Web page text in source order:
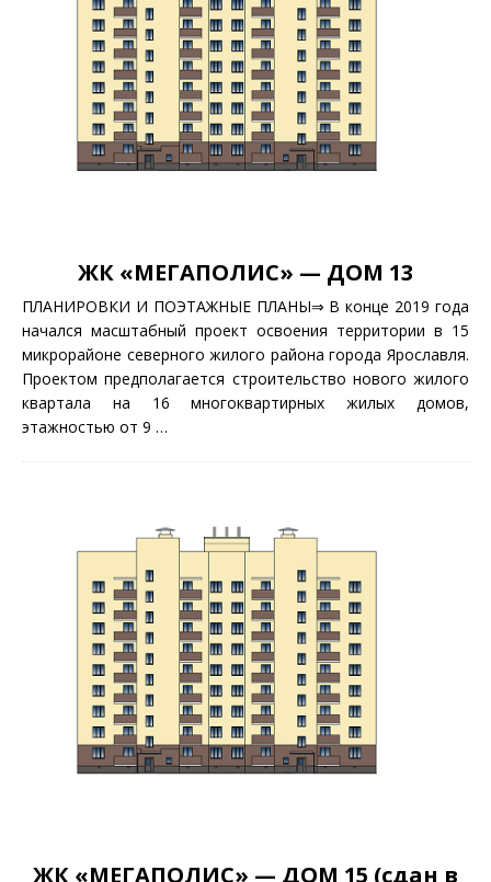
ЖК «МЕГАПОЛИС» — ДОМ 13
ПЛАНИРОВКИ И ПОЭТАЖНЫЕ ПЛАНЫ⇒ В конце 2019 года
начался масштабный проект освоения территории в 15
микрорайоне северного жилого района города Ярославля.
Проектом предполагается строительство нового жилого
квартала на 16 многоквартирных жилых домов,
этажностью от 9 …
ЖК «МЕГАПОЛИС» — ДОМ 15 (сдан в